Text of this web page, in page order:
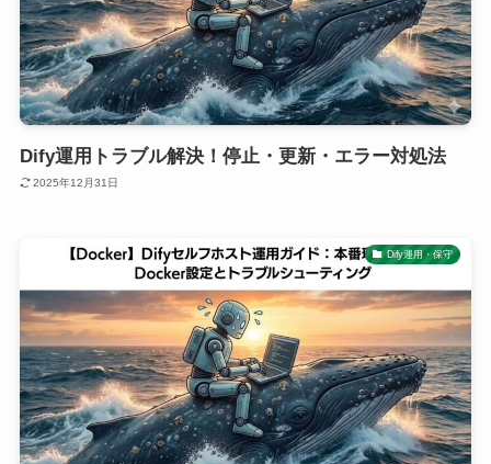
Dify運用トラブル解決！停止・更新・エラー対処法
2025年12月31日
Dify運用・保守